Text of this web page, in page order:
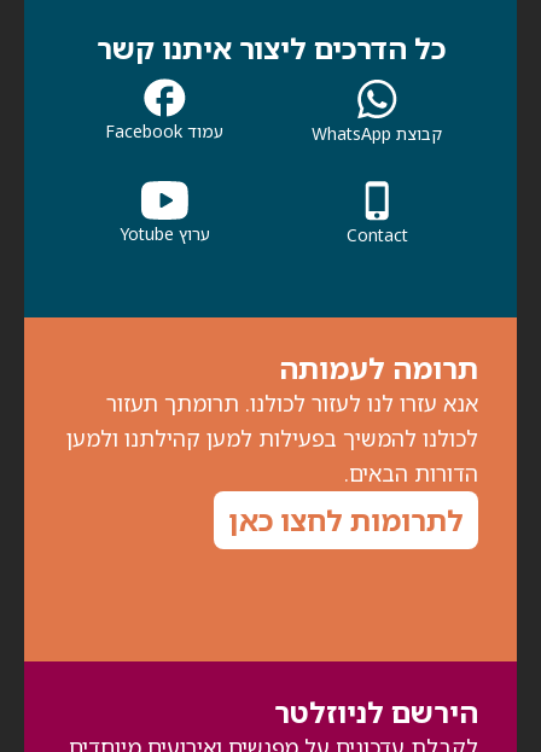
הירשם לניוזלטר
תרומה לעמותה
אנא עזרו לנו לעזור לכולנו. תרומתך תעזור
לכולנו להמשיך בפעילות למען קהילתנו ולמען
הדורות הבאים.
לתרומות לחצו כאן
כל הדרכים ליצור איתנו קשר
קבוצת WhatsApp עמוד Facebook
Contact ערוץ Yotube